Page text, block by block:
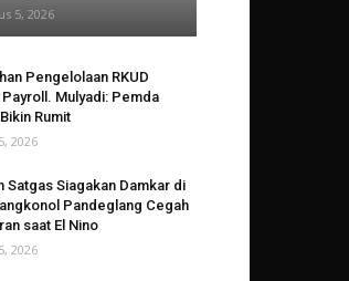
5, 2026
Pengelolaan RKUD
Mulyadi: Pemda
Rumit
2026
Satgas Siagakan Damkar di
Pandeglang Cegah
saat El Nino
2026